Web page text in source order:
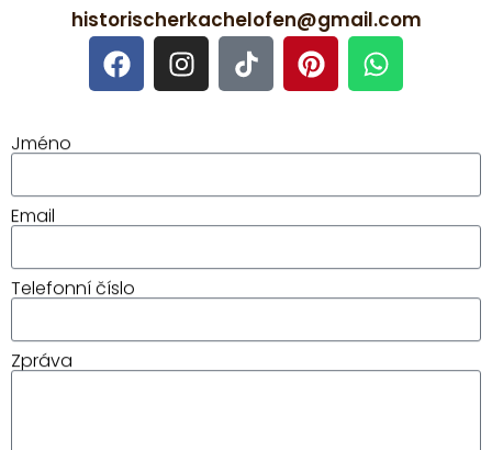
historischerkachelofen@gmail.com
Jméno
Email
Telefonní číslo
Zpráva